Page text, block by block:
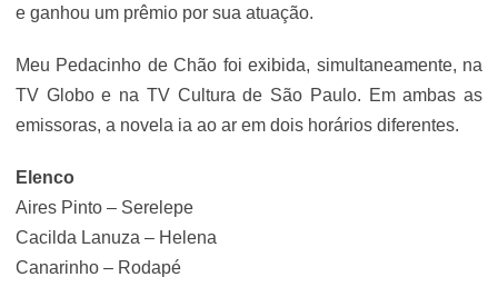
e ganhou um prêmio por sua atuação.
Meu Pedacinho de Chão foi exibida, simultaneamente, na
TV Globo e na TV Cultura de São Paulo. Em ambas as
emissoras, a novela ia ao ar em dois horários diferentes.
Elenco
Aires Pinto – Serelepe
Cacilda Lanuza – Helena
Canarinho – Rodapé